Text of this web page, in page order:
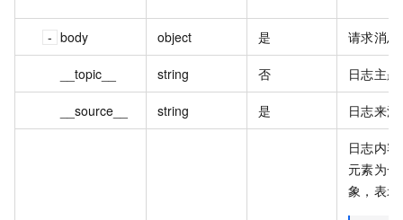
body object 是 请求消
__topic__ string 否 日志主
__source__ string 是 日志来
日志内
元素为
象，表